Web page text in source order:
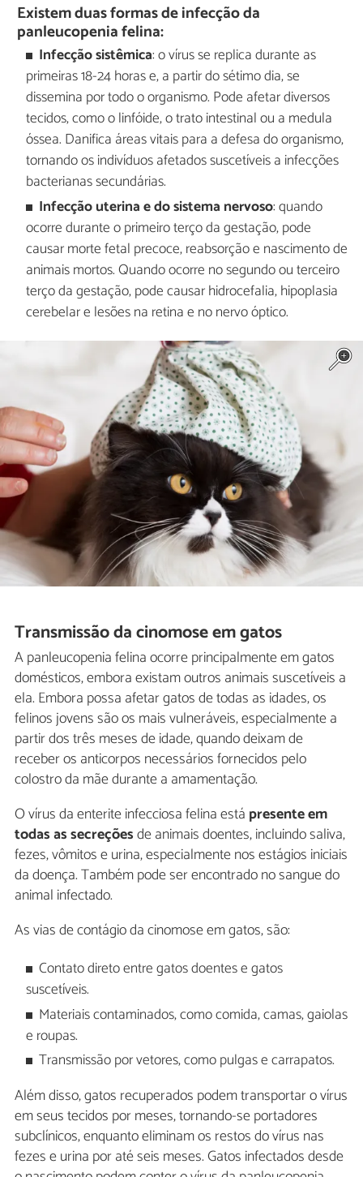
Existem duas formas de infecção da
panleucopenia felina:
Infecção sistêmica: o vírus se replica durante as
primeiras 18-24 horas e, a partir do sétimo dia, se
dissemina por todo o organismo. Pode afetar diversos
tecidos, como o linfóide, o trato intestinal ou a medula
óssea. Danifica áreas vitais para a defesa do organismo,
tornando os indivíduos afetados suscetíveis a infecções
bacterianas secundárias.
Infecção uterina e do sistema nervoso: quando
ocorre durante o primeiro terço da gestação, pode
causar morte fetal precoce, reabsorção e nascimento de
animais mortos. Quando ocorre no segundo ou terceiro
terço da gestação, pode causar hidrocefalia, hipoplasia
cerebelar e lesões na retina e no nervo óptico.
Transmissão da cinomose em gatos
A panleucopenia felina ocorre principalmente em gatos
domésticos, embora existam outros animais suscetíveis a
ela. Embora possa afetar gatos de todas as idades, os
felinos jovens são os mais vulneráveis, especialmente a
partir dos três meses de idade, quando deixam de
receber os anticorpos necessários fornecidos pelo
colostro da mãe durante a amamentação.
O vírus da enterite infecciosa felina está presente em
todas as secreçõesde animais doentes, incluindo saliva,
fezes, vômitos e urina, especialmente nos estágios iniciais
da doença. Também pode ser encontrado no sangue do
animal infectado.
As vias de contágio da cinomose em gatos, são:
Contato direto entre gatos doentes e gatos
suscetíveis.
Materiais contaminados, como comida, camas, gaiolas
e roupas.
Transmissão por vetores, como pulgas e carrapatos.
Além disso, gatos recuperados podem transportar o vírus
em seus tecidos por meses, tornando-se portadores
subclínicos, enquanto eliminam os restos do vírus nas
fezes e urina por até seis meses. Gatos infectados desde